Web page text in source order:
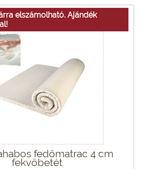
elszámolható. Ajándék
fedőmatrac 4 cm
fekvőbetét